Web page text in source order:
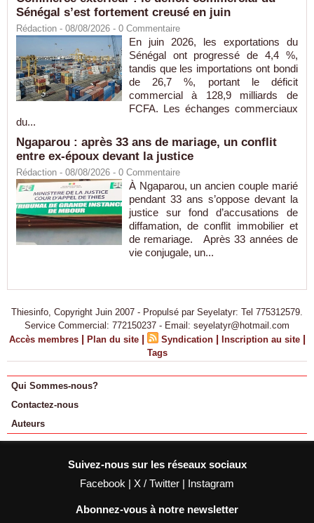
Sénégal s’est fortement creusé en juin
Rédaction - 08/08/2026 - 0 Commentaire
En juin 2026, les exportations du
Sénégal ont progressé de 4,4 %,
tandis que les importations ont bondi
de 26,7 %, portant le déficit
commercial à 128,9 milliards de
FCFA. Les échanges commerciaux
du...
Ngaparou : après 33 ans de mariage, un conflit
entre ex-époux devant la justice
Rédaction - 08/08/2026 - 0 Commentaire
À Ngaparou, un ancien couple marié
pendant 33 ans s’oppose devant la
justice sur fond d’accusations de
diffamation, de conflit immobilier et
de remariage. Après 33 années de
vie conjugale, un...
Thiesinfo, Copyright Juin 2007 - Propulsé par Seyelatyr: Tel 775312579.
Service Commercial: 772150237 - Email: seyelatyr@hotmail.com
Accès membres | Plan du site | Syndication | Inscription au site |
Tags
Qui Sommes-nous?
Contactez-nous
Auteurs
Suivez-nous sur les réseaux sociaux
Facebook | X / Twitter | Instagram
Abonnez-vous à notre newsletter